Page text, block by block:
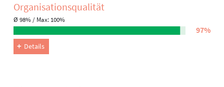
Organisations­qualität
Ø 98% / Max: 100%
97%
Details